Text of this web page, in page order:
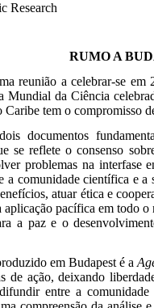
Research
RUMO A
reunião a celebrar-se
da Ciência
tem o compromisso
documentos
se reflete o consenso
problemas na interfase
comunidade científica e a
atuar ética e
pacífica em todo
a paz e o
em Budapest é a
de ação, deixando
entre a